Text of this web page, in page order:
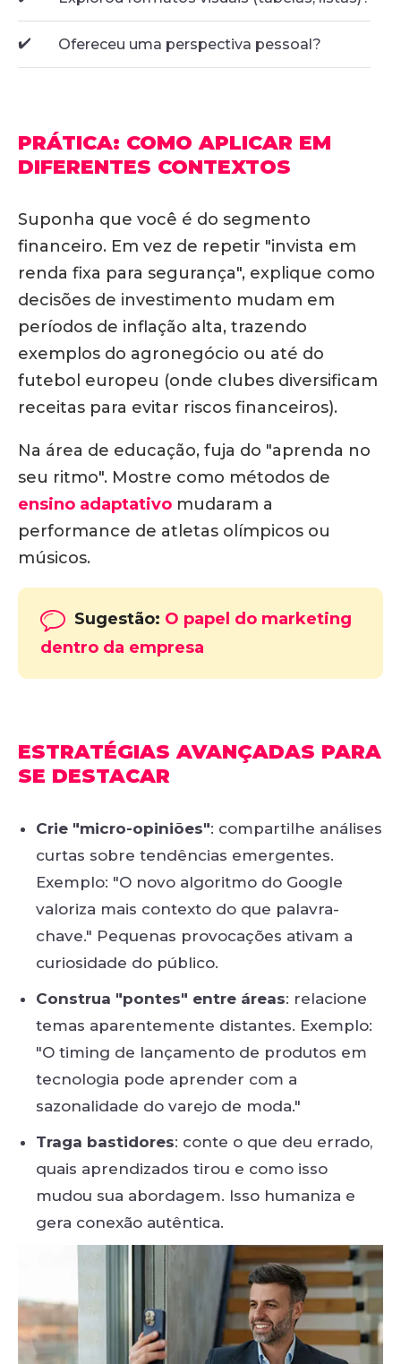
✔️ Ofereceu uma perspectiva pessoal?
PRÁTICA: COMO APLICAR EM
DIFERENTES CONTEXTOS
Suponha que você é do segmento
financeiro. Em vez de repetir "invista em
renda fixa para segurança", explique como
decisões de investimento mudam em
períodos de inflação alta, trazendo
exemplos do agronegócio ou até do
futebol europeu (onde clubes diversificam
receitas para evitar riscos financeiros).
Na área de educação, fuja do "aprenda no
seu ritmo". Mostre como métodos de
ensino adaptativo mudaram a
performance de atletas olímpicos ou
músicos.
Sugestão: O papel do marketing
dentro da empresa
ESTRATÉGIAS AVANÇADAS PARA
SE DESTACAR
Crie "micro-opiniões": compartilhe análises
curtas sobre tendências emergentes.
Exemplo: "O novo algoritmo do Google
valoriza mais contexto do que palavra-
chave." Pequenas provocações ativam a
curiosidade do público.
Construa "pontes" entre áreas: relacione
temas aparentemente distantes. Exemplo:
"O timing de lançamento de produtos em
tecnologia pode aprender com a
sazonalidade do varejo de moda."
Traga bastidores: conte o que deu errado,
quais aprendizados tirou e como isso
mudou sua abordagem. Isso humaniza e
gera conexão autêntica.